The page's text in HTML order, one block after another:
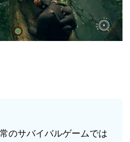
のサバイバルゲームでは